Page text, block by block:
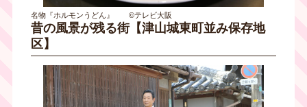
名物『ホルモンうどん』 ©テレビ大阪
昔の風景が残る街【津山城東町並み保存地
区】